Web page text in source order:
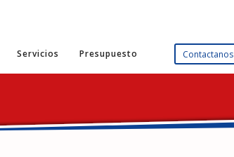
Servicios Presupuesto Contactanos